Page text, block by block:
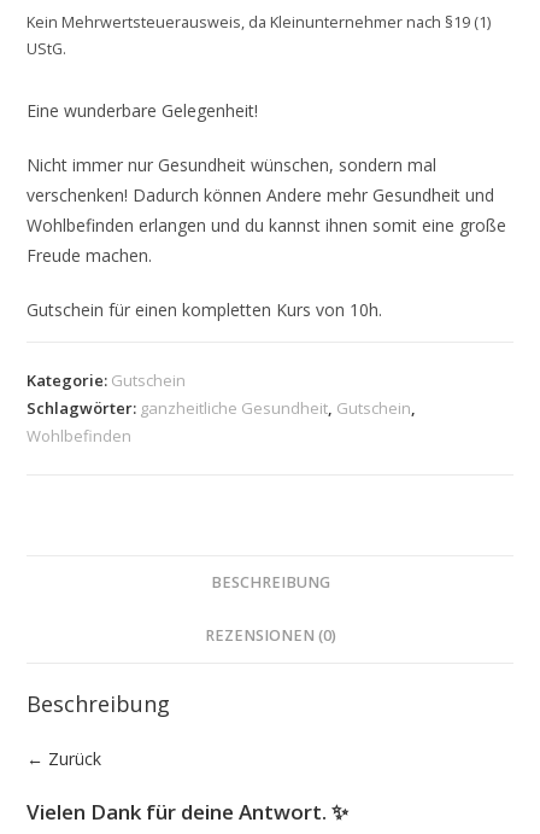
Kein Mehrwertsteuerausweis, da Kleinunternehmer nach §19 (1)
UStG.
Eine wunderbare Gelegenheit!
Nicht immer nur Gesundheit wünschen, sondern mal
verschenken! Dadurch können Andere mehr Gesundheit und
Wohlbefinden erlangen und du kannst ihnen somit eine große
Freude machen.
Gutschein für einen kompletten Kurs von 10h.
Kategorie: Gutschein
Schlagwörter: ganzheitliche Gesundheit, Gutschein,
Wohlbefinden
BESCHREIBUNG
REZENSIONEN (0)
Beschreibung
← Zurück
Vielen Dank für deine Antwort. ✨